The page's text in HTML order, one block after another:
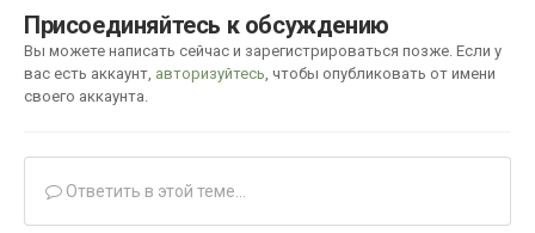
Присоединяйтесь к обсуждению
Вы можете написать сейчас и зарегистрироваться позже. Если у
вас есть аккаунт, авторизуйтесь , чтобы опубликовать от имени
своего аккаунта.
Ответить в этой теме...